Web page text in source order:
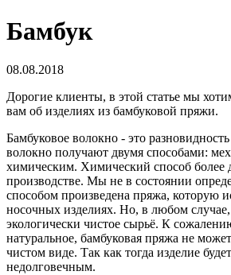
Бамбук
08.08.2018
Дорогие клиенты, в этой статье мы
вам об изделиях из бамбуковой пряжи.
Бамбуковое волокно - это
волокно получают двумя способами:
химическим. Химический способ более
производстве. Мы не в состоянии
способом произведена пряжа, которую
носочных изделиях. Но, в любом случае,
экологически чистое сырьё. К
натуральное, бамбуковая пряжа не
чистом виде. Так как тогда изделие
недолговечным.